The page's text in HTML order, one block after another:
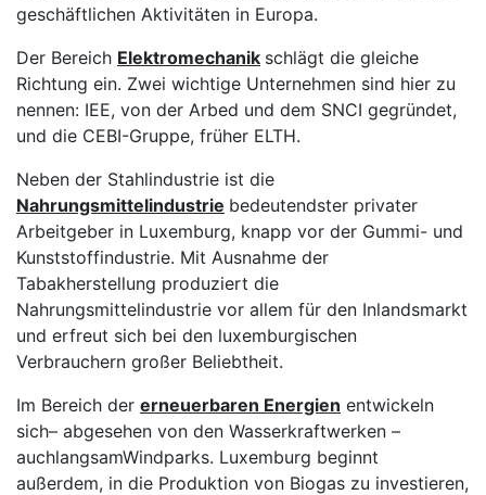
geschäftlichen Aktivitäten in Europa.
Der Bereich Elektromechanik schlägt die gleiche
Richtung ein. Zwei wichtige Unternehmen sind hier zu
nennen: IEE, von der Arbed und dem SNCI gegründet,
und die CEBI-Gruppe, früher ELTH.
Neben der Stahlindustrie ist die
Nahrungsmittelindustrie bedeutendster privater
Arbeitgeber in Luxemburg, knapp vor der Gummi- und
Kunststoffindustrie. Mit Ausnahme der
Tabakherstellung produziert die
Nahrungsmittelindustrie vor allem für den Inlandsmarkt
und erfreut sich bei den luxemburgischen
Verbrauchern großer Beliebtheit.
Im Bereich der erneuerbaren Energien entwickeln
sich– abgesehen von den Wasserkraftwerken –
auchlangsamWindparks. Luxemburg beginnt
außerdem, in die Produktion von Biogas zu investieren,